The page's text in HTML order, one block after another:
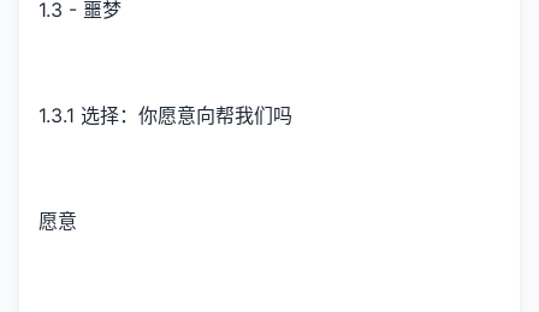
1.3 - 噩梦
1.3.1 选择：你愿意向帮我们吗
愿意